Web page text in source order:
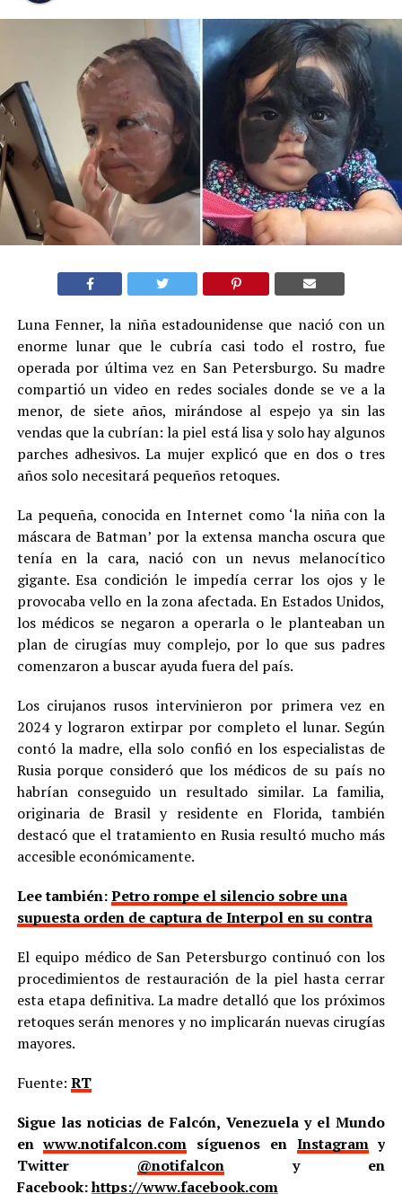
Luna Fenner, la niña estadounidense que nació con un
enorme lunar que le cubría casi todo el rostro, fue
operada por última vez en San Petersburgo. Su madre
compartió un video en redes sociales donde se ve a la
menor, de siete años, mirándose al espejo ya sin las
vendas que la cubrían: la piel está lisa y solo hay algunos
parches adhesivos. La mujer explicó que en dos o tres
años solo necesitará pequeños retoques.
La pequeña, conocida en Internet como ‘la niña con la
máscara de Batman’ por la extensa mancha oscura que
tenía en la cara, nació con un nevus melanocítico
gigante. Esa condición le impedía cerrar los ojos y le
provocaba vello en la zona afectada. En Estados Unidos,
los médicos se negaron a operarla o le planteaban un
plan de cirugías muy complejo, por lo que sus padres
comenzaron a buscar ayuda fuera del país.
Los cirujanos rusos intervinieron por primera vez en
2024 y lograron extirpar por completo el lunar. Según
contó la madre, ella solo confió en los especialistas de
Rusia porque consideró que los médicos de su país no
habrían conseguido un resultado similar. La familia,
originaria de Brasil y residente en Florida, también
destacó que el tratamiento en Rusia resultó mucho más
accesible económicamente.
Lee también:Petro rompe el silencio sobre una
supuesta orden de captura de Interpol en su contra
El equipo médico de San Petersburgo continuó con los
procedimientos de restauración de la piel hasta cerrar
esta etapa definitiva. La madre detalló que los próximos
retoques serán menores y no implicarán nuevas cirugías
mayores.
Fuente: RT
Sigue las noticias de Falcón, Venezuela y el Mundo
enwww.notifalcon.com síguenos en Instagramy
Twitter @notifalcony en
Facebook:https://www.facebook.com